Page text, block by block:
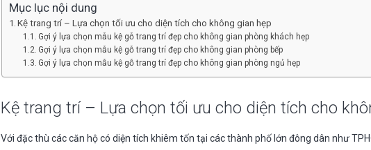
Mục lục nội dung
Kệ trang trí – Lựa chọn tối ưu cho diện tích cho không gian hẹp
Gợi ý lựa chọn mẫu kệ gỗ trang trí đẹp cho không gian phòng khách hẹp
Gợi ý lựa chọn mẫu kệ gỗ trang trí đẹp cho không gian phòng bếp
Gợi ý lựa chọn mẫu kệ gỗ trang trí đẹp cho không gian phòng ngủ hẹp
Kệ trang trí – Lựa chọn tối ưu cho diện tích cho
Với đặc thù các căn hộ có diện tích khiêm tốn tại các thành phố lớn đông dân như